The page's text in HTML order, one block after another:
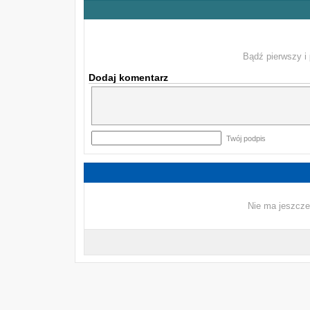
Bądź pierwszy i
Dodaj komentarz
Twój podpis
Nie ma